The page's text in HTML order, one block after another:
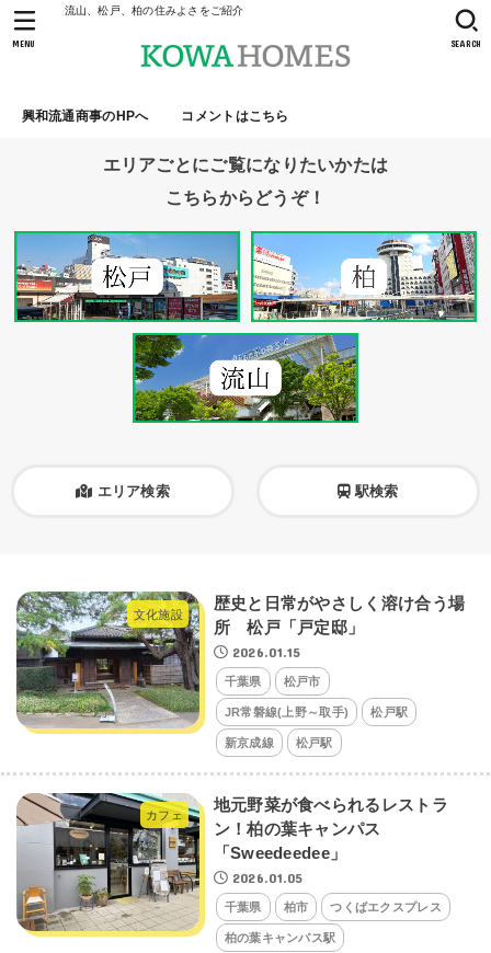
流山、松戸、柏の住みよさをご紹介
興和流通商事のHPへ コメントはこちら
SEARCH
MENU
エリアごとにご覧になりたいかたは
こちらからどうぞ！
エリア検索 駅検索
文化施設
歴史と日常がやさしく溶け合う場
所 松戸「戸定邸」
2026.01.15
千葉県 松戸市
JR常磐線(上野～取手) 松戸駅
新京成線 松戸駅
カフェ
地元野菜が食べられるレストラ
ン！柏の葉キャンパス
「Sweedeedee」
2026.01.05
千葉県 柏市 つくばエクスプレス
柏の葉キャンパス駅